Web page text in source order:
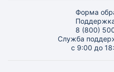
Форма
8 (800)
Служба
с 9:00 до